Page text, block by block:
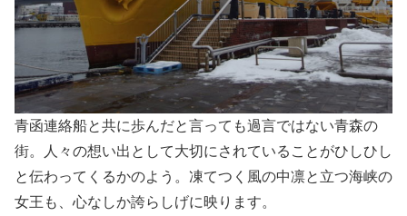
青函連絡船と共に歩んだと言っても過言ではない青森の
街。人々の想い出として大切にされていることがひしひし
と伝わってくるかのよう。凍てつく風の中凛と立つ海峡の
女王も、心なしか誇らしげに映ります。